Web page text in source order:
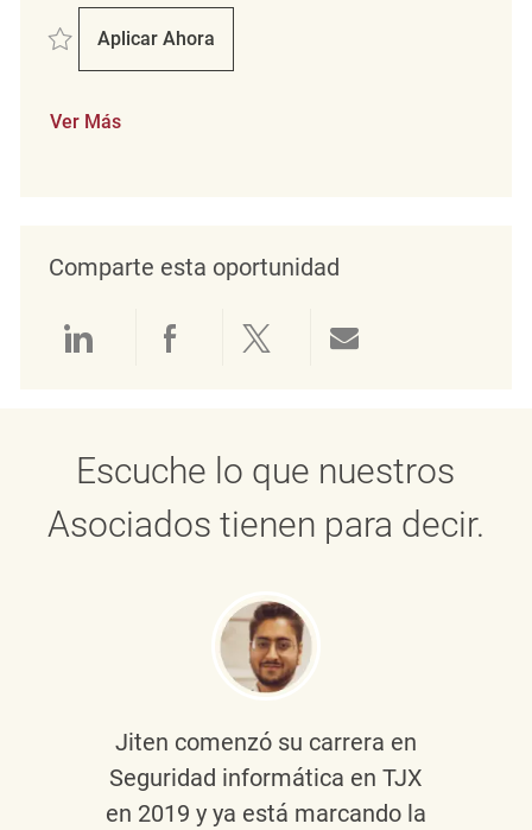
Salvar Retail Merchandising Associate REQ143755
Aplicar Ahora
Retail Merchandising Associate
Ver Más
Comparte esta oportunidad
Compartir a través de LinkedIn
Compartir a través de
Compartir a través
Escuche lo que nuestros
Asociados tienen para decir.
Jiten comenzó su carrera en
Seguridad informática en TJX
en 2019 y ya está marcando la